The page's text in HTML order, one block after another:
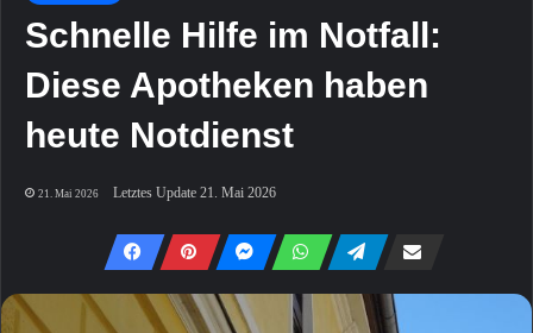
Schnelle Hilfe im Notfall:
Diese Apotheken haben
heute Notdienst
21. Mai 2026 Letztes Update 21. Mai 2026